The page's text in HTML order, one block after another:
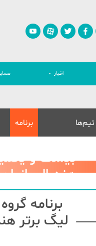
اخبار
تیم‌ها برنامه
بیست و
هندبال
برنامه
لیگ برتر